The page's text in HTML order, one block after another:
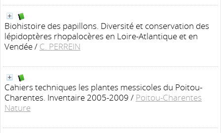
Biohistoire des papillons. Diversité et conservation des
lépidoptères rhopalocères en Loire-Atlantique et en
Vendée/ C. PERREIN
Cahiers techniques les plantes messicoles du Poitou-
Charentes. Inventaire 2005-2009 / Poitou-Charentes
Nature